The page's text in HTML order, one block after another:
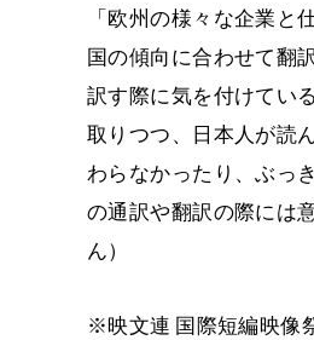
「欧州の様々な企業
国の傾向に合わせて翻
訳す際に気を付けてい
取りつつ、日本人が読
わらなかったり、ぶっ
の通訳や翻訳の際には
ん）
※映文連 国際短編映像